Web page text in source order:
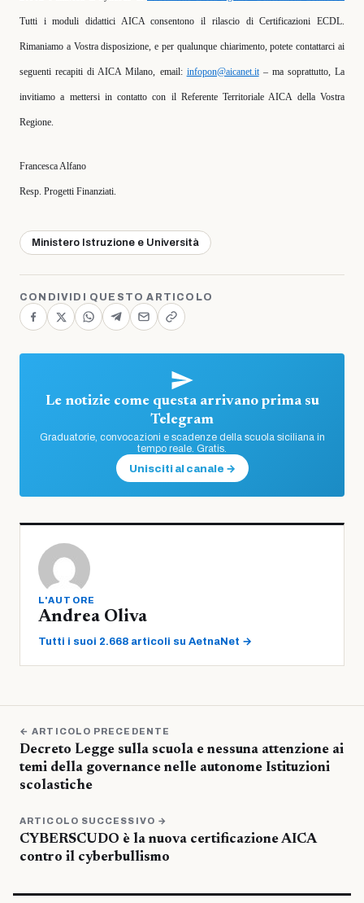
Tutti i moduli didattici AICA consentono il rilascio di Certificazioni ECDL.
Rimaniamo a Vostra disposizione, e per qualunque chiarimento, potete contattarci ai
seguenti recapitidi AICA Milano, email: infopon@aicanet.it– ma soprattutto, La
invitiamo a mettersi in contatto con il Referente Territoriale AICA della Vostra
Regione.
Francesca Alfano
Resp. Progetti Finanziati.
Ministero Istruzione e Università
CONDIVIDI QUESTO ARTICOLO
Le notizie come questa arrivano prima su
Telegram
Graduatorie, convocazioni e scadenze della scuola siciliana in
tempo reale. Gratis.
Unisciti al canale →
L'AUTORE
Andrea Oliva
Tutti i suoi 2.668 articoli su AetnaNet →
← ARTICOLO PRECEDENTE
Decreto Legge sulla scuola e nessuna attenzione ai
temi della governance nelle autonome Istituzioni
scolastiche
ARTICOLO SUCCESSIVO →
CYBERSCUDO è la nuova certificazione AICA
contro il cyberbullismo